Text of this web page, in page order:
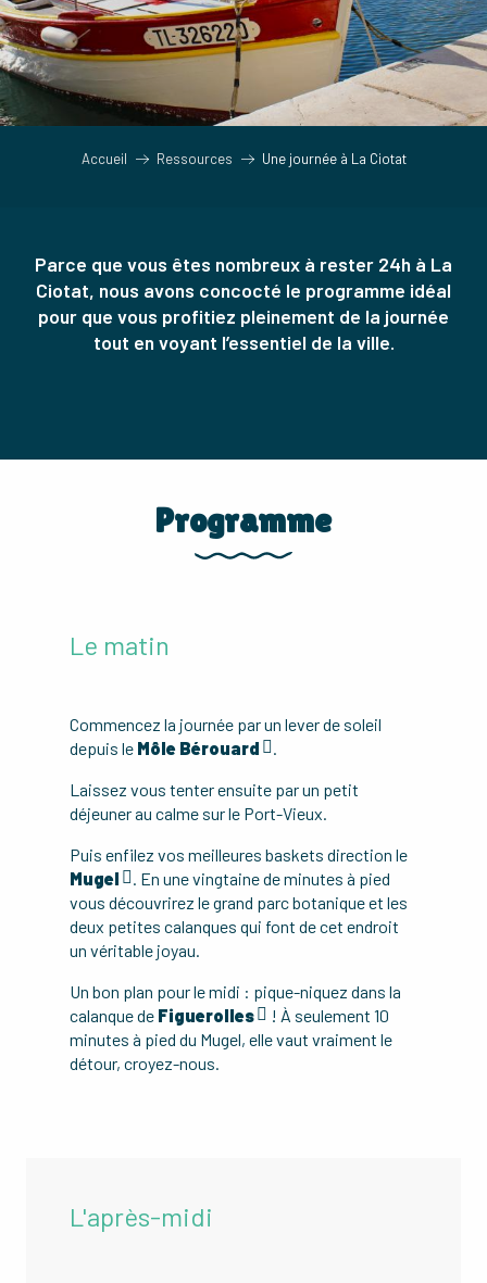
Accueil Ressources Une journée à La Ciotat
Parce que vous êtes nombreux à rester 24h à La
Ciotat, nous avons concocté le programme idéal
pour que vous profitiez pleinement de la journée
tout en voyant l’essentiel de la ville.
Programme
Le matin
Commencez la journée par un lever de soleil
depuis le Môle Bérouard
.
Laissez vous tenter ensuite par un petit
déjeuner au calme sur le Port-Vieux.
Puis enfilez vos meilleures baskets direction le
Mugel
. En une vingtaine de minutes à pied
vous découvrirez le grand parc botanique et les
deux petites calanques qui font de cet endroit
un véritable joyau.
Un bon plan pour le midi : pique-niquez dans la
calanque de Figuerolles
! À seulement 10
minutes à pied du Mugel, elle vaut vraiment le
détour, croyez-nous.
L'après-midi